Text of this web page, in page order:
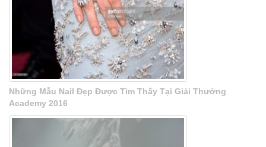
Những Mẫu Nail Đẹp Được Tìm Thấy Tại Giải Thưởng
Academy 2016